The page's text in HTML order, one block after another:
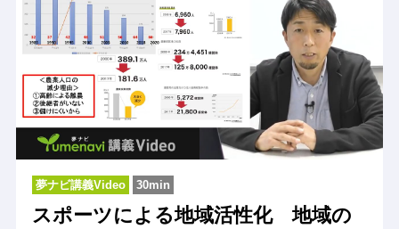
夢ナビ講義Video 30min
スポーツによる地域活性化 地域の